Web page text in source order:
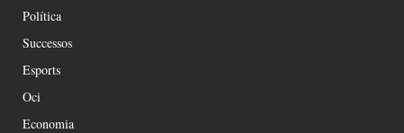
Política
Successos
Esports
Oci
Economia